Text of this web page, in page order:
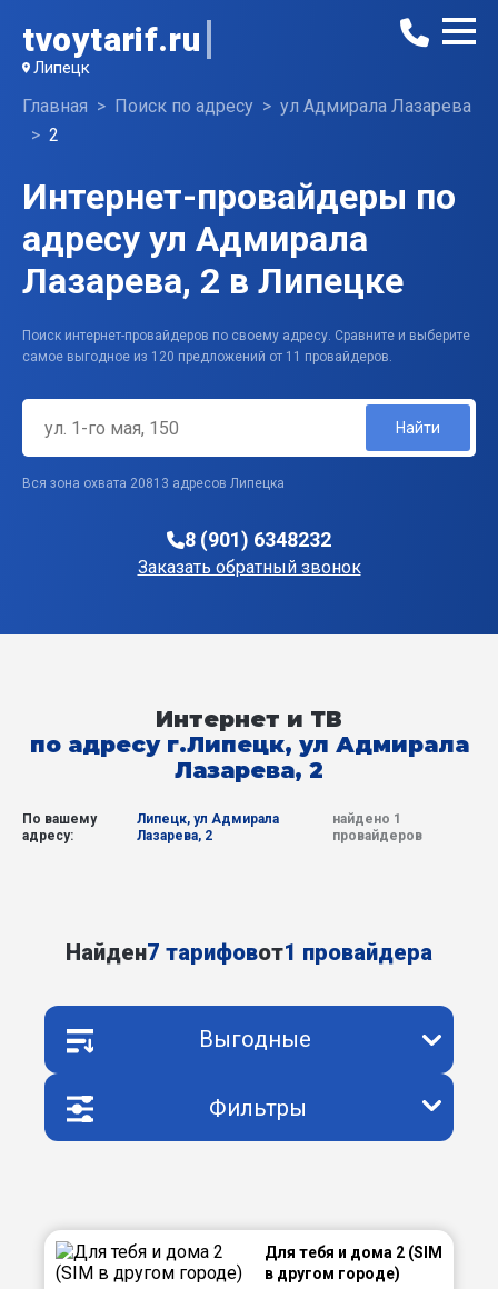
tvoytarif.ru
Липецк
Главная Поиск по адресу
ул Адмирала Лазарева
2
Интернет-провайдеры по
адресу ул Адмирала
Лазарева, 2 в Липецке
Поиск интернет-провайдеров по своему адресу. Сравните и выберите
самое выгодное из 120 предложений от 11 провайдеров.
Найти
Вся зона охвата 20813 адресов Липецка
8 (901) 6348232
Заказать обратный звонок
Интернет и ТВ
по адресу г.Липецк, ул Адмирала
Лазарева, 2
По вашему
адресу:
Липецк, ул Адмирала
Лазарева, 2
найдено 1
провайдеров
Найден7 тарифовот1 провайдера
Выгодные
Фильтры
Для тебя и дома 2 (SIM
в другом городе)